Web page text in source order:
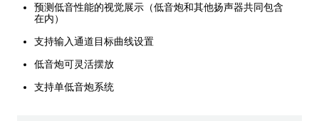
预测低音性能的视觉展示（低音炮和其他扬声器共同包含
在内）
支持输入通道目标曲线设置
低音炮可灵活摆放
支持单低音炮系统